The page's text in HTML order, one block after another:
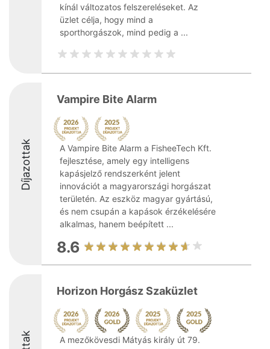
kínál változatos felszereléseket. Az
üzlet célja, hogy mind a
sporthorgászok, mind pedig a ...
Díjazottak
Vampire Bite Alarm
A Vampire Bite Alarm a FisheeTech Kft.
fejlesztése, amely egy intelligens
kapásjelző rendszerként jelent
innovációt a magyarországi horgászat
területén. Az eszköz magyar gyártású,
és nem csupán a kapások érzékelésére
alkalmas, hanem beépített ...
8.6
Horizon Horgász Szaküzlet
A mezőkövesdi Mátyás király út 79.